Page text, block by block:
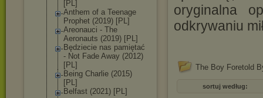
[PL]
Anthem of a Teenage
Prophet (2019) [PL]
Areonauci - The
Aeronauts (2019) [PL]
Będziecie nas pamiętać
- Not Fade Away (2012)
[PL]
Being Charlie (2015)
[PL]
Belfast (2021) [PL]
oryginalna
odkrywaniu
The Boy Foretold
sortuj według: